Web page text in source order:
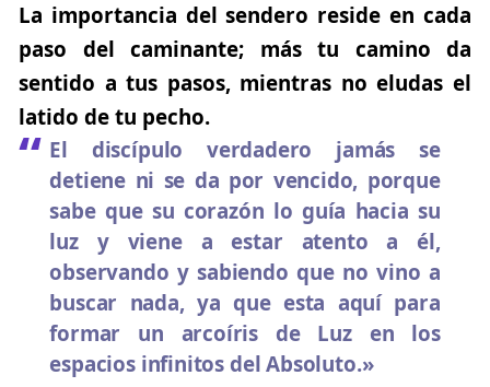
La importancia del sendero reside en cada
paso del caminante; más tu camino da
sentido a tus pasos, mientras no eludas el
latido de tu pecho.
El discípulo verdadero jamás se
detiene ni se da por vencido, porque
sabe que su corazón lo guía hacia su
luz y viene a estar atento a él,
observando y sabiendo que no vino a
buscar nada, ya que esta aquí para
formar un arcoíris de Luz en los
espacios infinitos del Absoluto.»